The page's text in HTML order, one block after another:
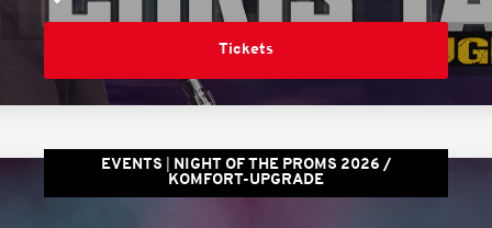
Tickets
EVENTS
NIGHT OF THE PROMS 2026 /
KOMFORT-UPGRADE